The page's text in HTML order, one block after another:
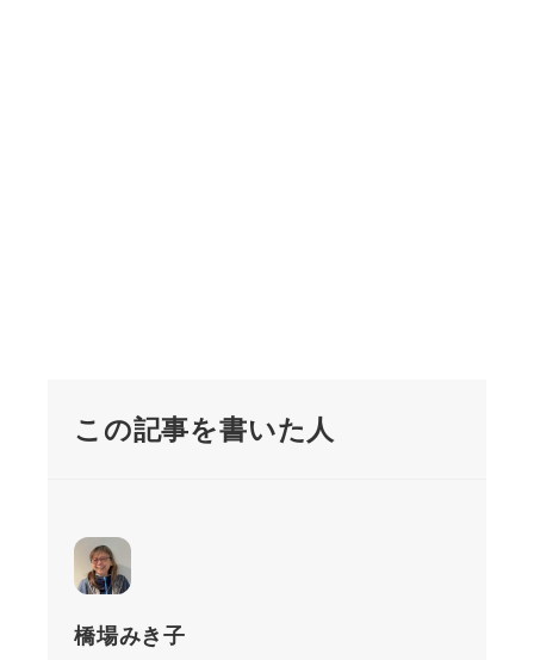
この記事を書いた人
橋場みき子